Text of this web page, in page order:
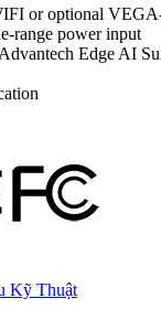
or optional
range power input
Edge AI
Kỹ Thuật